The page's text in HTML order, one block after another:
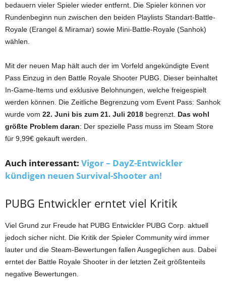
bedauern vieler Spieler wieder entfernt. Die Spieler können vor
Rundenbeginn nun zwischen den beiden Playlists Standart-Battle-
Royale (Erangel & Miramar) sowie Mini-Battle-Royale (Sanhok)
wählen.
Mit der neuen Map hält auch der im Vorfeld angekündigte Event
Pass Einzug in den Battle Royale Shooter PUBG. Dieser beinhaltet
In-Game-Items und exklusive Belohnungen, welche freigespielt
werden können. Die Zeitliche Begrenzung vom Event Pass: Sanhok
wurde vom 22. Juni bis zum 21. Juli 2018 begrenzt. Das wohl
größte Problem daran: Der spezielle Pass muss im Steam Store
für 9,99€ gekauft werden.
Auch interessant: Vigor – DayZ-Entwickler
kündigen neuen Survival-Shooter an!
PUBG Entwickler erntet viel Kritik
Viel Grund zur Freude hat PUBG Entwickler PUBG Corp. aktuell
jedoch sicher nicht. Die Kritik der Spieler Community wird immer
lauter und die Steam-Bewertungen fallen Ausgeglichen aus. Dabei
erntet der Battle Royale Shooter in der letzten Zeit größtenteils
negative Bewertungen.